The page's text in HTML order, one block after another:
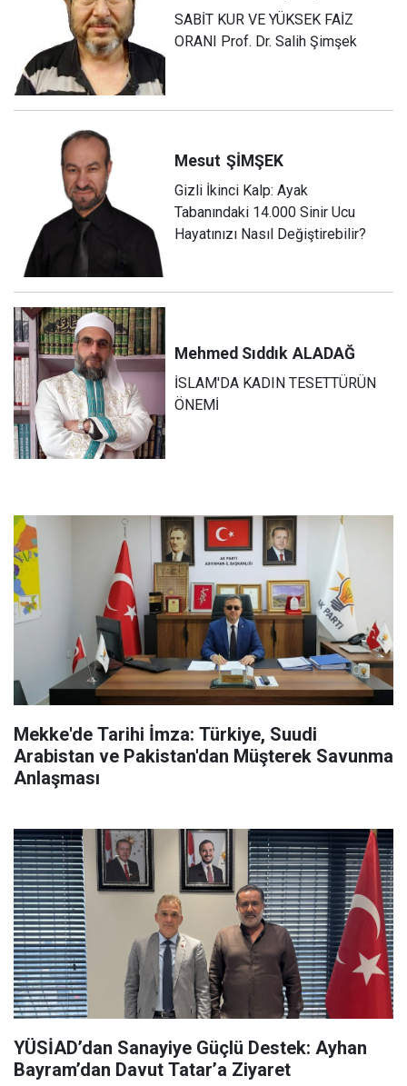
SABİT KUR VE YÜKSEK FAİZ
ORANI Prof. Dr. Salih Şimşek
Mesut ŞİMŞEK
Gizli İkinci Kalp: Ayak
Tabanındaki 14.000 Sinir Ucu
Hayatınızı Nasıl Değiştirebilir?
Mehmed Sıddık ALADAĞ
İSLAM'DA KADIN TESETTÜRÜN
ÖNEMİ
Mekke'de Tarihi İmza: Türkiye, Suudi
Arabistan ve Pakistan'dan Müşterek Savunma
Anlaşması
YÜSİAD’dan Sanayiye Güçlü Destek: Ayhan
Bayram’dan Davut Tatar’a Ziyaret